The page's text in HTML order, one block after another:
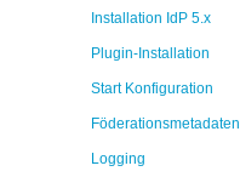
Installation IdP 5.x
Plugin-Installation
Start Konfiguration
Föderationsmetadaten
Logging